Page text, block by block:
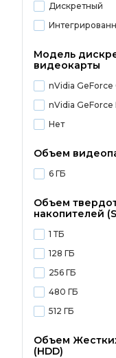
Дискретный
Модель
видеокарты
nVidia GeForce
nVidia GeForce
Нет
Объем
6 ГБ
Объем
накопителей
1 ТБ
128 ГБ
256 ГБ
480 ГБ
512 ГБ
Объем
(HDD)